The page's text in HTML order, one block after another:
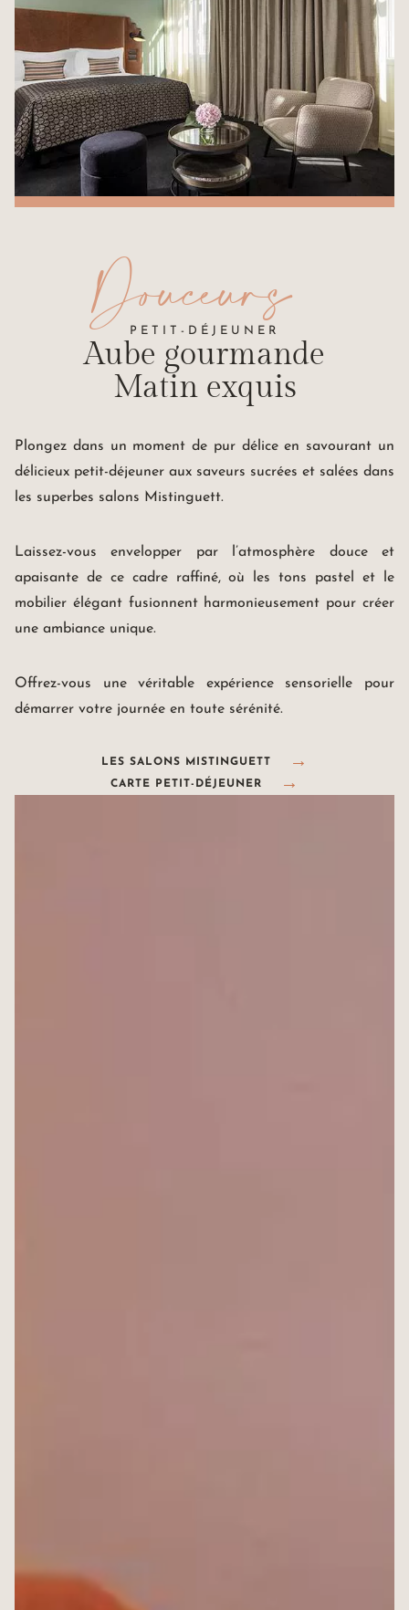
PETIT-DÉJEUNER
Aube gourmande
Matin exquis
Douceurs
Plongez dans un moment de pur délice en savourant un
délicieux petit-déjeuner aux saveurs sucrées et salées dans
les superbes salons Mistinguett.
Laissez-vous envelopper par l’atmosphère douce et
apaisante de ce cadre raffiné, où les tons pastel et le
mobilier élégant fusionnent harmonieusement pour créer
une ambiance unique.
Offrez-vous une véritable expérience sensorielle pour
démarrer votre journée en toute sérénité.
LES SALONS MISTINGUETT
CARTE PETIT-DÉJEUNER